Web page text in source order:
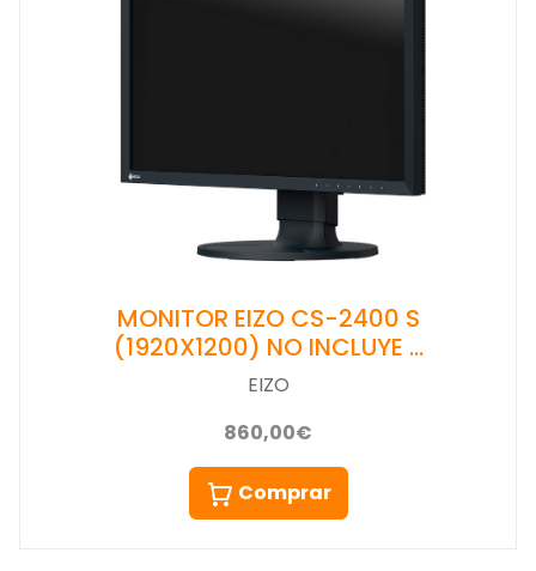
MONITOR EIZO CS-2400 S
(1920X1200) NO INCLUYE …
EIZO
860,00€
Comprar